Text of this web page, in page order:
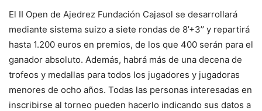
El II Open de Ajedrez Fundación Cajasol se desarrollará
mediante sistema suizo a siete rondas de 8’+3’’ y repartirá
hasta 1.200 euros en premios, de los que 400 serán para el
ganador absoluto. Además, habrá más de una decena de
trofeos y medallas para todos los jugadores y jugadoras
menores de ocho años. Todas las personas interesadas en
inscribirse al torneo pueden hacerlo indicando sus datos a